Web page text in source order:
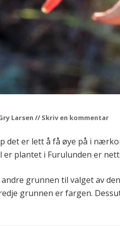
Larsen // Skriv en kommentar
det er lett å få øye på i
er plantet i Furulunden er
grunnen til valget av
grunnen er fargen.